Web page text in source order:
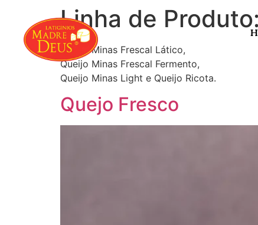
Linha de Produto:
Queijo Minas Frescal Lático,
Queijo Minas Frescal Fermento,
Queijo Minas Light e Queijo Ricota.
Quejo Fresco